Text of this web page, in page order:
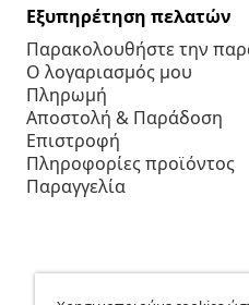
Εξυπηρέτηση πελατών
Παρακολουθήστε την
Ο λογαριασμός μου
Πληρωμή
Αποστολή & Παράδοση
Επιστροφή
Πληροφορίες προϊόντος
Παραγγελία